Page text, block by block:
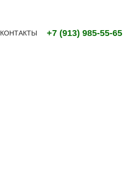
КОНТАКТЫ +7 (913) 985-55-65